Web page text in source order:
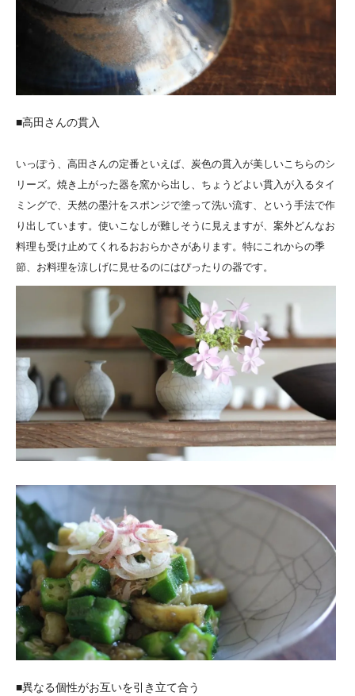
■高田さんの貫入
いっぽう、高田さんの定番といえば、炭色の貫入が美しいこちらのシ
リーズ。焼き上がった器を窯から出し、ちょうどよい貫入が入るタイ
ミングで、天然の墨汁をスポンジで塗って洗い流す、という手法で作
り出しています。使いこなしが難しそうに見えますが、案外どんなお
料理も受け止めてくれるおおらかさがあります。特にこれからの季
節、お料理を涼しげに見せるのにはぴったりの器です。
■異なる個性がお互いを引き立て合う